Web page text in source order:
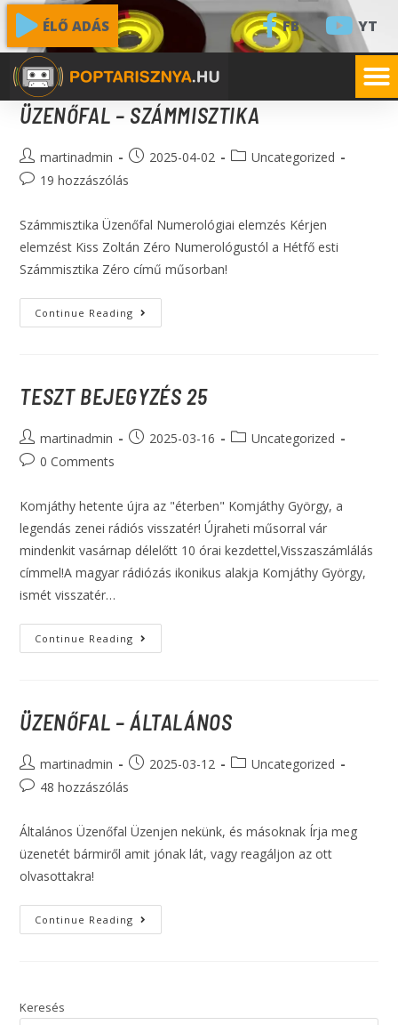
FB YT
ÉLŐ ADÁS
ÜZENŐFAL – SZÁMMISZTIKA
martinadmin 2025-04-02
Uncategorized
19 hozzászólás
Számmisztika Üzenőfal Numerológiai elemzés Kérjen
elemzést Kiss Zoltán Zéro Numerológustól a Hétfő esti
Számmisztika Zéro című műsorban!
Continue Reading
TESZT BEJEGYZÉS 25
martinadmin 2025-03-16
Uncategorized
0 Comments
Komjáthy hetente újra az "éterben" Komjáthy György, a
legendás zenei rádiós visszatér! Újraheti műsorral vár
mindenkit vasárnap délelőtt 10 órai kezdettel,Visszaszámlálás
címmel!A magyar rádiózás ikonikus alakja Komjáthy György,
ismét visszatér…
Continue Reading
ÜZENŐFAL – ÁLTALÁNOS
martinadmin 2025-03-12
Uncategorized
48 hozzászólás
Általános Üzenőfal Üzenjen nekünk, és másoknak Írja meg
üzenetét bármiről amit jónak lát, vagy reagáljon az ott
olvasottakra!
Continue Reading
Keresés